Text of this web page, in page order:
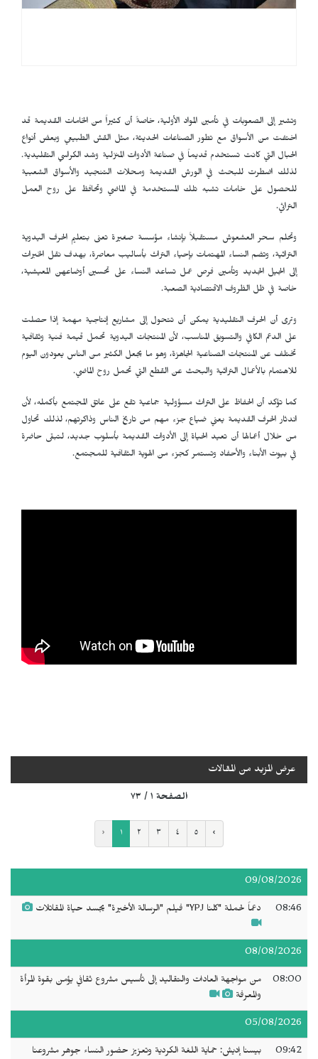
وتشير إلى الصعوبات في تأمين المواد الأولية، خاصةً أن كثيراً من الخامات القديمة قد
اختفت من الأسواق مع تطور الصناعات الحديثة، مثل القش الطبيعي وبعض أنواع
الحبال التي كانت تستخدم قديماً في صناعة الأدوات المنزلية وشد الكراسي التقليدية.
لذلك اضطرت للبحث في الورش القديمة ومحلات التنجيد والأسواق الشعبية
للحصول على خامات تشبه تلك المستخدمة في الماضي وتحافظ على روح العمل
التراثي.
وتحلم سحر العشعوش مستقبلاً بإنشاء مؤسسة صغيرة تعنى بتعليم الحرف اليدوية
التراثية، وتضم النساء المهتمات بإحياء التراث بأساليب معاصرة، بهدف نقل الخبرات
إلى الجيل الجديد وتأمين فرص عمل تساعد النساء على تحسين أوضاعهن المعيشية،
خاصة في ظل الظروف الاقتصادية الصعبة.
وترى أن الحرف التقليدية يمكن أن تتحول إلى مشاريع إنتاجية مهمة إذا حصلت
على الدعم الكافي والتسويق المناسب، لأن المنتجات اليدوية تحمل قيمة فنية وثقافية
تختلف عن المنتجات الصناعية الجاهزة، وهو ما يجعل الكثير من الناس يعودون اليوم
للاهتمام بالأعمال التراثية والبحث عن القطع التي تحمل روح الماضي.
كما تؤكد أن الحفاظ على التراث مسؤولية جماعية تقع على عاتق المجتمع بأكمله، لأن
اندثار الحرف القديمة يعني ضياع جزء مهم من تاريخ الناس وذاكرتهم، لذلك تحاول
من خلال أعمالها أن تعيد الحياة إلى الأدوات القديمة بأسلوب جديد، لتبقى حاضرة
في بيوت الأبناء والأحفاد وتستمر كجزء من الهوية الثقافية للمجتمع.
عرض المزيد من المقالات
الصفحة ١ / ٧٣
‹ ١ ٢ ٣ ٤ ٥ ›
09/08/2026
08:46 دعماً لحملة "كلنا YPJ" فيلم "الرسالة الأخيرة" يجسد حياة المقاتلات
08/08/2026
08:00
من مواجهة العادات والتقاليد إلى تأسيس مشروع ثقافي يؤمن بقوة المرأة
والمعرفة
05/08/2026
09:42
بيسنا إديش: حماية اللغة الكردية وتعزيز حضور النساء جوهر مشروعنا